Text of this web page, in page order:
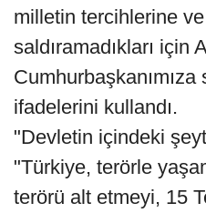
milletin tercihlerine
saldıramadıkları için
Cumhurbaşkanımıza
ifadelerini kullandı.
"Devletin içindeki
"Türkiye, terörle
terörü alt etmeyi, 15